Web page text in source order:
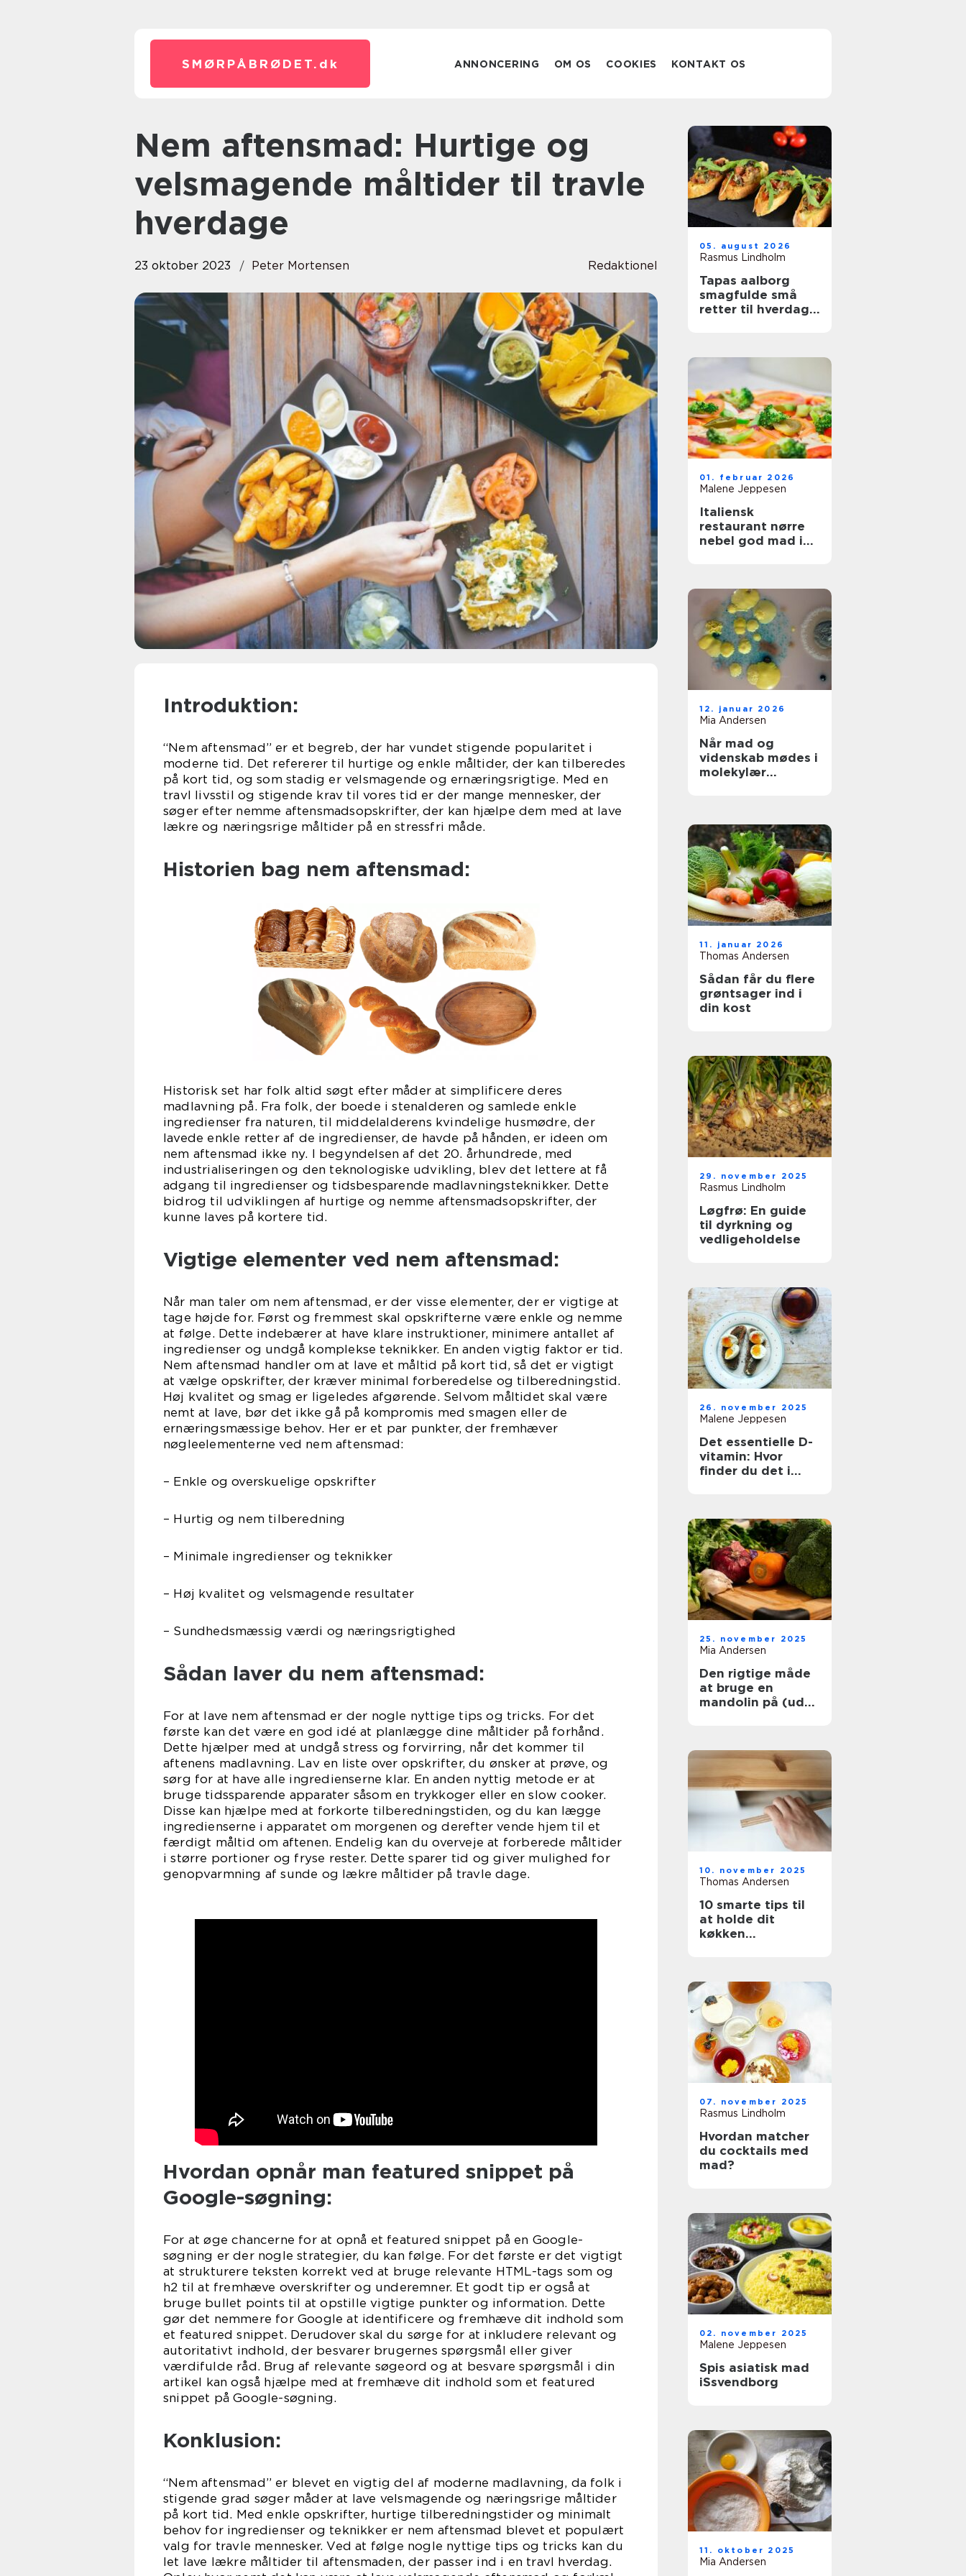
SMØRPÅBRØDET. dk ANNONCERING OM OS COOKIES KONTAKT OS
Nem aftensmad: Hurtige og
velsmagende måltider til travle
hverdage
23 oktober 2023 Peter Mortensen Redaktionel
Introduktion:
“Nem aftensmad” er et begreb, der har vundet stigende popularitet i
moderne tid. Det refererer til hurtige og enkle måltider, der kan tilberedes
på kort tid, og som stadig er velsmagende og ernæringsrigtige. Med en
travl livsstil og stigende krav til vores tid er der mange mennesker, der
søger efter nemme aftensmadsopskrifter, der kan hjælpe dem med at lave
lækre og næringsrige måltider på en stressfri måde.
Historien bag nem aftensmad:
Historisk set har folk altid søgt efter måder at simplificere deres
madlavning på. Fra folk, der boede i stenalderen og samlede enkle
ingredienser fra naturen, til middelalderens kvindelige husmødre, der
lavede enkle retter af de ingredienser, de havde på hånden, er ideen om
nem aftensmad ikke ny. I begyndelsen af det 20. århundrede, med
industrialiseringen og den teknologiske udvikling, blev det lettere at få
adgang til ingredienser og tidsbesparende madlavningsteknikker. Dette
bidrog til udviklingen af hurtige og nemme aftensmadsopskrifter, der
kunne laves på kortere tid.
Vigtige elementer ved nem aftensmad:
Når man taler om nem aftensmad, er der visse elementer, der er vigtige at
tage højde for. Først og fremmest skal opskrifterne være enkle og nemme
at følge. Dette indebærer at have klare instruktioner, minimere antallet af
ingredienser og undgå komplekse teknikker. En anden vigtig faktor er tid.
Nem aftensmad handler om at lave et måltid på kort tid, så det er vigtigt
at vælge opskrifter, der kræver minimal forberedelse og tilberedningstid.
Høj kvalitet og smag er ligeledes afgørende. Selvom måltidet skal være
nemt at lave, bør det ikke gå på kompromis med smagen eller de
ernæringsmæssige behov. Her er et par punkter, der fremhæver
nøgleelementerne ved nem aftensmad:
– Enkle og overskuelige opskrifter
– Hurtig og nem tilberedning
– Minimale ingredienser og teknikker
– Høj kvalitet og velsmagende resultater
– Sundhedsmæssig værdi og næringsrigtighed
Sådan laver du nem aftensmad:
For at lave nem aftensmad er der nogle nyttige tips og tricks. For det
første kan det være en god idé at planlægge dine måltider på forhånd.
Dette hjælper med at undgå stress og forvirring, når det kommer til
aftenens madlavning. Lav en liste over opskrifter, du ønsker at prøve, og
sørg for at have alle ingredienserne klar. En anden nyttig metode er at
bruge tidssparende apparater såsom en trykkoger eller en slow cooker.
Disse kan hjælpe med at forkorte tilberedningstiden, og du kan lægge
ingredienserne i apparatet om morgenen og derefter vende hjem til et
færdigt måltid om aftenen. Endelig kan du overveje at forberede måltider
i større portioner og fryse rester. Dette sparer tid og giver mulighed for
genopvarmning af sunde og lækre måltider på travle dage.
Hvordan opnår man featured snippet på
Google-søgning:
For at øge chancerne for at opnå et featured snippet på en Google-
søgning er der nogle strategier, du kan følge. For det første er det vigtigt
at strukturere teksten korrekt ved at bruge relevante HTML-tags som og
h2 til at fremhæve overskrifter og underemner. Et godt tip er også at
bruge bullet points til at opstille vigtige punkter og information. Dette
gør det nemmere for Google at identificere og fremhæve dit indhold som
et featured snippet. Derudover skal du sørge for at inkludere relevant og
autoritativt indhold, der besvarer brugernes spørgsmål eller giver
værdifulde råd. Brug af relevante søgeord og at besvare spørgsmål i din
artikel kan også hjælpe med at fremhæve dit indhold som et featured
snippet på Google-søgning.
Konklusion:
“Nem aftensmad” er blevet en vigtig del af moderne madlavning, da folk i
stigende grad søger måder at lave velsmagende og næringsrige måltider
på kort tid. Med enkle opskrifter, hurtige tilberedningstider og minimalt
behov for ingredienser og teknikker er nem aftensmad blevet et populært
valg for travle mennesker. Ved at følge nogle nyttige tips og tricks kan du
let lave lækre måltider til aftensmaden, der passer ind i en travl hverdag.
05. august 2026
Rasmus Lindholm
Tapas aalborg
smagfulde små
retter til hverdag
01. februar 2026
Malene Jeppesen
Italiensk
restaurant nørre
nebel god mad i
12. januar 2026
Mia Andersen
Når mad og
videnskab mødes i
molekylær
11. januar 2026
Thomas Andersen
Sådan får du flere
grøntsager ind i
din kost
29. november 2025
Rasmus Lindholm
Løgfrø: En guide
til dyrkning og
vedligeholdelse
26. november 2025
Malene Jeppesen
Det essentielle D-
vitamin: Hvor
finder du det i
25. november 2025
Mia Andersen
Den rigtige måde
at bruge en
mandolin på (uden
10. november 2025
Thomas Andersen
10 smarte tips til
at holde dit
køkken
07. november 2025
Rasmus Lindholm
Hvordan matcher
du cocktails med
mad?
02. november 2025
Malene Jeppesen
Spis asiatisk mad
iSsvendborg
11. oktober 2025
Mia Andersen